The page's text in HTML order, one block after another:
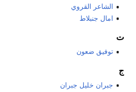
الشاعر القروي
امال جنبلاط
ت
توفيق ضعون
ج
جبران خليل جبران